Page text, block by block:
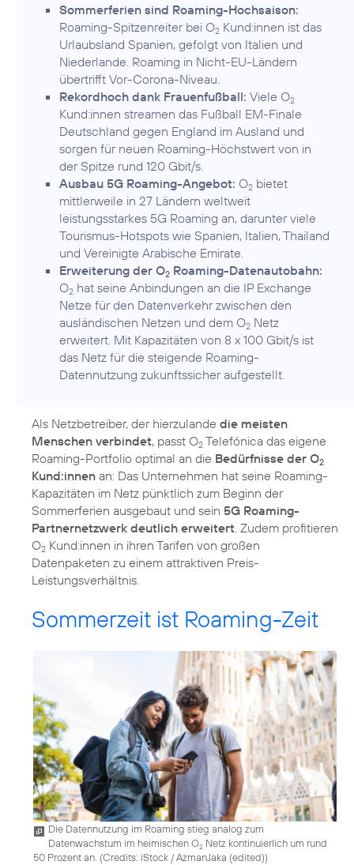
Sommerferien sind Roaming-Hochsaison:
Roaming-Spitzenreiter bei O2 Kund:innen ist das
Urlaubsland Spanien, gefolgt von Italien und
Niederlande. Roaming in Nicht-EU-Ländern
übertrifft Vor-Corona-Niveau.
Rekordhoch dank Frauenfußball: Viele O2
Kund:innen streamen das Fußball EM-Finale
Deutschland gegen England im Ausland und
sorgen für neuen Roaming-Höchstwert von in
der Spitze rund 120 Gbit/s.
Ausbau 5G Roaming-Angebot: O2 bietet
mittlerweile in 27 Ländern weltweit
leistungsstarkes 5G Roaming an, darunter viele
Tourismus-Hotspots wie Spanien, Italien, Thailand
und Vereinigte Arabische Emirate.
Erweiterung der O2 Roaming-Datenautobahn:
O2 hat seine Anbindungen an die IP Exchange
Netze für den Datenverkehr zwischen den
ausländischen Netzen und dem O2 Netz
erweitert. Mit Kapazitäten von 8 x 100 Gbit/s ist
das Netz für die steigende Roaming-
Datennutzung zukunftssicher aufgestellt.
Als Netzbetreiber, der hierzulande die meisten
Menschen verbindet, passt O2 Telefónica das eigene
Roaming-Portfolio optimal an die Bedürfnisse der O2
Kund:innen an: Das Unternehmen hat seine Roaming-
Kapazitäten im Netz pünktlich zum Beginn der
Sommerferien ausgebaut und sein 5G Roaming-
Partnernetzwerk deutlich erweitert . Zudem profitieren
O2 Kund:innen in ihren Tarifen von großen
Datenpaketen zu einem attraktiven Preis-
Leistungsverhältnis.
Sommerzeit ist Roaming-Zeit
Die Datennutzung im Roaming stieg analog zum
Datenwachstum im heimischen O2 Netz kontinuierlich um rund
50 Prozent an. (Credits: iStock / AzmanJaka (edited))